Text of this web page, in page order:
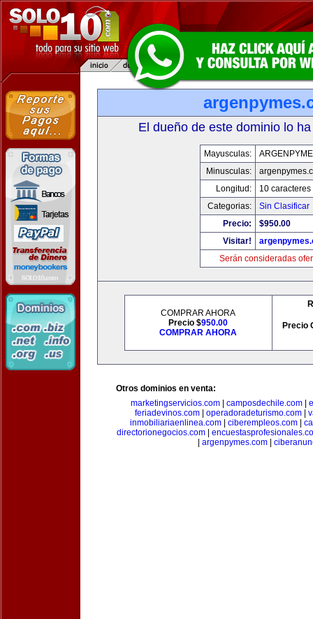
El dueño de este dominio lo
Mayusculas:
Minusculas:
Longitud:
10 caracteres
Categorias:
Sin Clasificar
Precio:
$950.00
Visitar!
Serán consideradas
COMPRAR AHORA
Precio $950.00
COMPRAR AHORA
Precio
Otros dominios en venta:
marketingservicios.com| camposdechile.com|
feriadevinos.com
operadoradeturismo.com
inmobiliariaenlinea.com| ciberempleos.com|
directorionegocios.com|
argenpymes.com